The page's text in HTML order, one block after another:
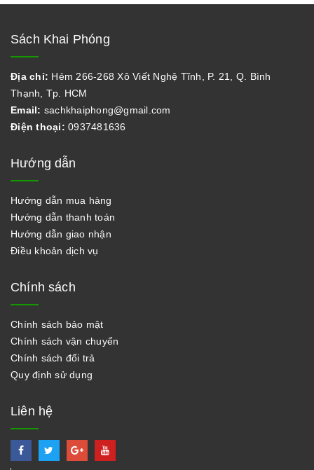
Sách Khai Phóng
Địa chỉ: Hẻm 266-268 Xô Viết Nghệ Tĩnh, P. 21, Q. Bình
Thạnh, Tp. HCM
Email: sachkhaiphong@gmail.com
Điện thoại: 0937481636
Hướng dẫn
Hướng dẫn mua hàng
Hướng dẫn thanh toán
Hướng dẫn giao nhận
Điều khoản dịch vụ
Chính sách
Chính sách bảo mật
Chính sách vận chuyển
Chính sách đổi trả
Quy định sử dụng
Liên hệ